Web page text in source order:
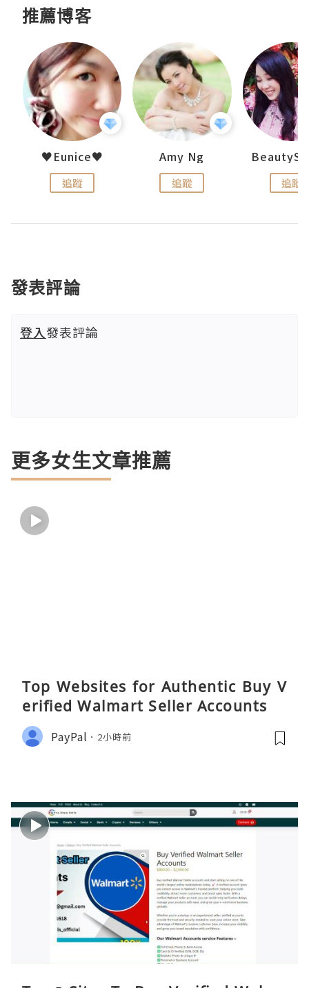
推薦博客
♥Eunice♥
追蹤
Amy Ng
追蹤 追蹤
發表評論
登入發表評論
更多女生文章推薦
Top Websites for Authentic Buy V
erified Walmart Seller Accounts
PayPal 2小時前